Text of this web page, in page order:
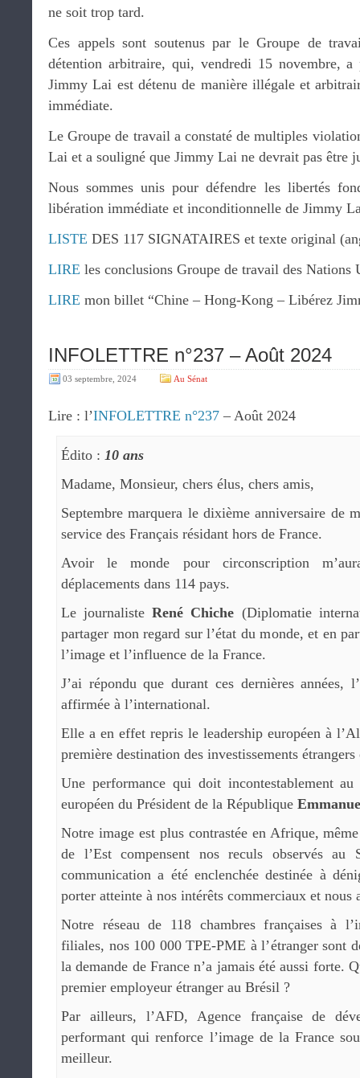
ne soit trop tard.
Ces appels sont soutenus par le Groupe de
détention arbitraire, qui, vendredi 15 novembre,
Jimmy Lai est détenu de manière illégale et
immédiate.
Le Groupe de travail a constaté de multiples
Lai et a souligné que Jimmy Lai ne devrait pas être
Nous sommes unis pour défendre les libertés
libération immédiate et inconditionnelle de Jimmy
LISTE DES 117 SIGNATAIRES et texte original
LIRE les conclusions Groupe de travail des Nations
LIRE mon billet “Chine – Hong-Kong – Libérez
INFOLETTRE n°237 – Août 2024
03 septembre, 2024 Au Sénat
Lire : l’INFOLETTRE n°237 – Août 2024
Édito : 10 ans
Madame, Monsieur, chers élus, chers amis,
Septembre marquera le dixième anniversaire de
service des Français résidant hors de France.
Avoir le monde pour circonscription
déplacements dans 114 pays.
Le journalisteRené Chiche (Diplomatie
partager mon regard sur l’état du monde, et en
l’image et l’influence de la France.
J’ai répondu que durant ces dernières années,
affirmée à l’international.
Elle a en effet repris le leadership européen à
première destination des investissements
Une performance qui doit incontestablement
européen du Président de la République
Notre image est plus contrastée en Afrique,
de l’Est compensent nos reculs observés
communication a été enclenchée destinée à
porter atteinte à nos intérêts commerciaux et nous
Notre réseau de 118 chambres françaises à
filiales, nos 100 000 TPE-PME à l’étranger sont
la demande de France n’a jamais été aussi forte.
premier employeur étranger au Brésil ?
Par ailleurs, l’AFD, Agence française de
performant qui renforce l’image de la France
meilleur.